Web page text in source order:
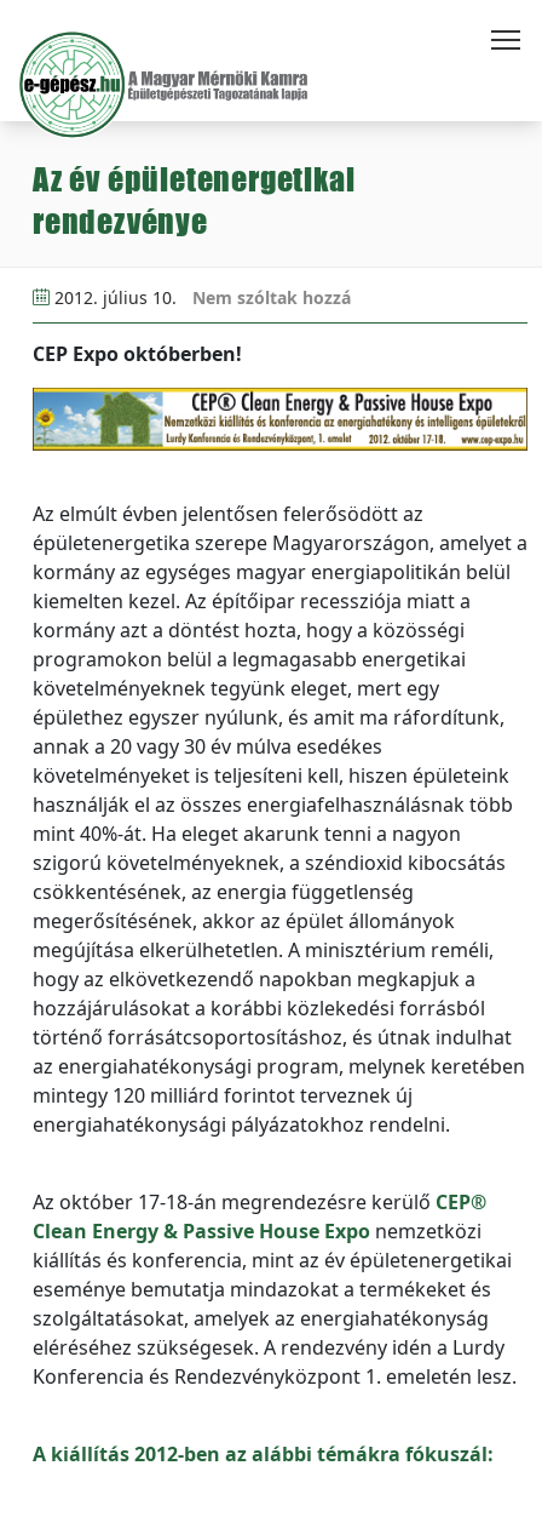
Az év épületenergetikai
rendezvénye
2012. július 10. Nem szóltak hozzá
CEP Expo októberben!
Az elmúlt évben jelentősen felerősödött az
épületenergetika szerepe Magyarországon, amelyet a
kormány az egységes magyar energiapolitikán belül
kiemelten kezel. Az építőipar recessziója miatt a
kormány azt a döntést hozta, hogy a közösségi
programokon belül a legmagasabb energetikai
követelményeknek tegyünk eleget, mert egy
épülethez egyszer nyúlunk, és amit ma ráfordítunk,
annak a 20 vagy 30 év múlva esedékes
követelményeket is teljesíteni kell, hiszen épületeink
használják el az összes energiafelhasználásnak több
mint 40%-át. Ha eleget akarunk tenni a nagyon
szigorú követelményeknek, a széndioxid kibocsátás
csökkentésének, az energia függetlenség
megerősítésének, akkor az épület állományok
megújítása elkerülhetetlen. A minisztérium reméli,
hogy az elkövetkezendő napokban megkapjuk a
hozzájárulásokat a korábbi közlekedési forrásból
történő forrásátcsoportosításhoz, és útnak indulhat
az energiahatékonysági program, melynek keretében
mintegy 120 milliárd forintot terveznek új
energiahatékonysági pályázatokhoz rendelni.
Az október 17-18-án megrendezésre kerülő CEP®
Clean Energy & Passive House Expo nemzetközi
kiállítás és konferencia, mint az év épületenergetikai
eseménye bemutatja mindazokat a termékeket és
szolgáltatásokat, amelyek az energiahatékonyság
eléréséhez szükségesek. A rendezvény idén a Lurdy
Konferencia és Rendezvényközpont 1. emeletén lesz.
A kiállítás 2012-ben az alábbi témákra fókuszál: